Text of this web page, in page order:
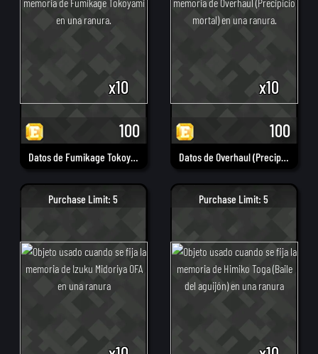
Datos de Fumikage Tokoyami
x10
100
Datos de Overhaul (Precipicio mortal)
x10
100
Purchase Limit: 5 Purchase Limit: 5